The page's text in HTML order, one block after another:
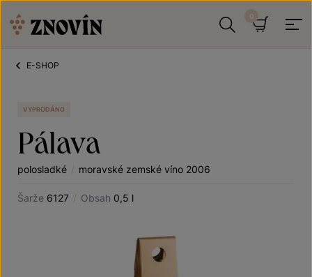
E-SHOP
VYPRODÁNO
Pálava
polosladké / moravské zemské víno 2006
Šarže 6127 / Obsah 0,5 l